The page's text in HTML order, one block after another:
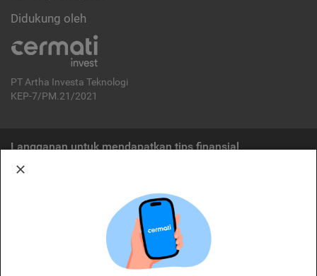
Didukung oleh
PT Artha Investa Teknologi
KEP-7/PM.21/2021
Langganan untuk mendapatkan tips finansial
Cermati merupakan penyelenggara agregasi jasa keuangan yang terdaftar di
OJK. Oleh karena itu, produk dan/atau layanan jasa keuangan yang
ditawarkan bukan merupakan produk dan/atau layanan jasa keuangan yang
diterbitkan oleh Cermati dan Cermati tidak bertanggung jawab atas tuntutan